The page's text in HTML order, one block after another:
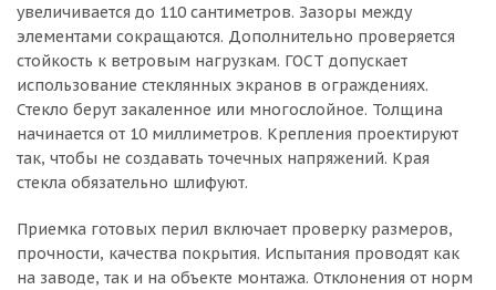
увеличивается до 110 сантиметров. Зазоры между
элементами сокращаются. Дополнительно проверяется
стойкость к ветровым нагрузкам. ГОСТ допускает
использование стеклянных экранов в ограждениях.
Стекло берут закаленное или многослойное. Толщина
начинается от 10 миллиметров. Крепления проектируют
так, чтобы не создавать точечных напряжений. Края
стекла обязательно шлифуют.
Приемка готовых перил включает проверку размеров,
прочности, качества покрытия. Испытания проводят как
на заводе, так и на объекте монтажа. Отклонения от норм